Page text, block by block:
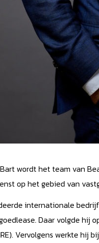
wordt het team van
op het gebied van
internationale
Daar volgde hij
Vervolgens werkte hij